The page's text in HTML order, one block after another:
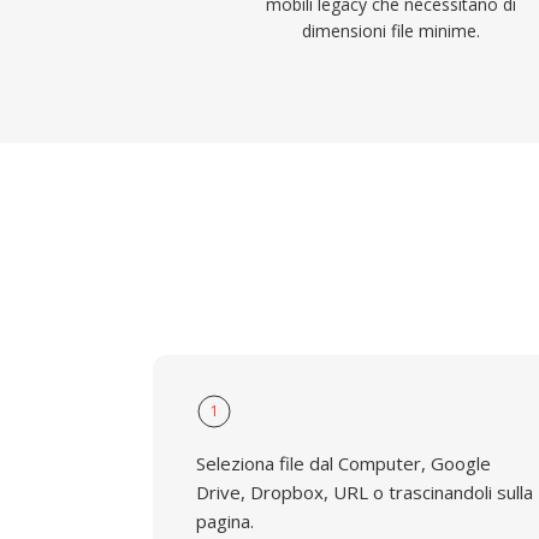
dimensioni file minime.
1
Seleziona file dal Computer, Google
Drive, Dropbox, URL o trascinandoli sulla
pagina.